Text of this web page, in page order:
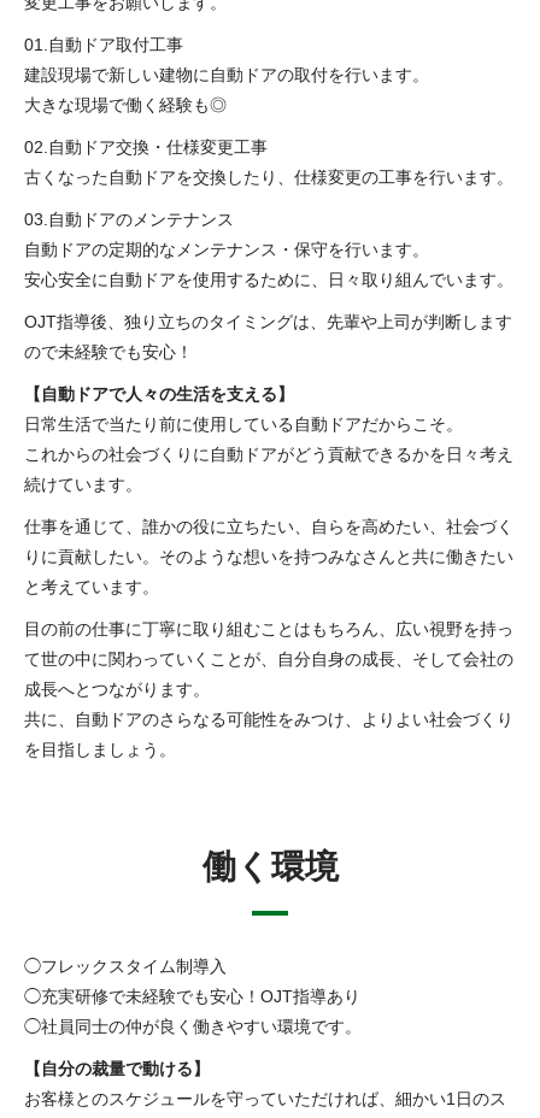
01.自動ドア取付工事
建設現場で新しい建物に自動ドアの取付を行います。
大きな現場で働く経験も◎
02.自動ドア交換・仕様変更工事
古くなった自動ドアを交換したり、仕様変更の工事を行います。
03.自動ドアのメンテナンス
自動ドアの定期的なメンテナンス・保守を行います。
安心安全に自動ドアを使用するために、日々取り組んでいます。
OJT指導後、独り立ちのタイミングは、先輩や上司が判断します
ので未経験でも安心！
【自動ドアで人々の生活を支える】
日常生活で当たり前に使用している自動ドアだからこそ。
これからの社会づくりに自動ドアがどう貢献できるかを日々考え
続けています。
仕事を通じて、誰かの役に立ちたい、自らを高めたい、社会づく
りに貢献したい。そのような想いを持つみなさんと共に働きたい
と考えています。
目の前の仕事に丁寧に取り組むことはもちろん、広い視野を持っ
て世の中に関わっていくことが、自分自身の成長、そして会社の
成長へとつながります。
共に、自動ドアのさらなる可能性をみつけ、よりよい社会づくり
を目指しましょう。
働く環境
◯フレックスタイム制導入
◯充実研修で未経験でも安心！OJT指導あり
◯社員同士の仲が良く働きやすい環境です。
【自分の裁量で動ける】
お客様とのスケジュールを守っていただければ、細かい1日のス